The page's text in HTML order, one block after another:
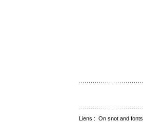
Liens : On snot and fonts